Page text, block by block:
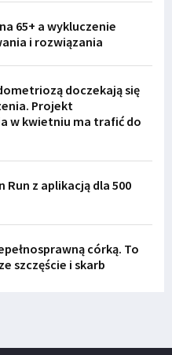
65+ a wykluczenie
i rozwiązania
doczekają się
Projekt
w kwietniu ma trafić do
Run z aplikacją dla 500
córką. To
szczęście i skarb